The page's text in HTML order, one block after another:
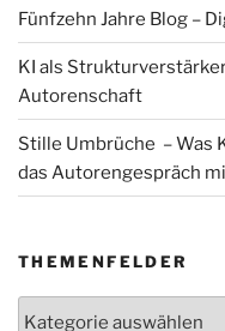
Fünfzehn Jahre Blog –
KI als
Autorenschaft
Stille Umbrüche – Was
das Autorengespräch
THEMENFELDER